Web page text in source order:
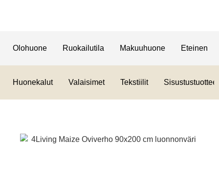
Olohuone Ruokailutila Makuuhuone Eteinen
Huonekalut Valaisimet Tekstiilit Sisustustuotteet